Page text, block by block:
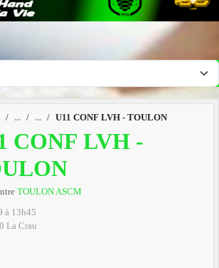
U11 CONF LVH - TOULON
CONF LVH -
TOULON ASCM
à 13h45
La Crau